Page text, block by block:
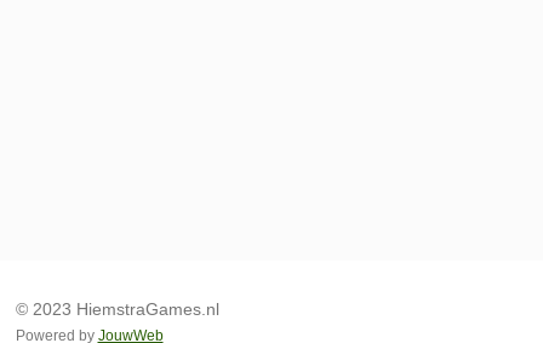
© 2023 HiemstraGames.nl
Powered by JouwWeb